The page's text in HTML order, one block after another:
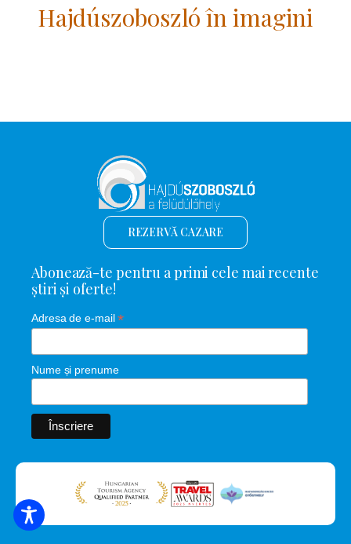
Hajdúszoboszló în imagini
CĂUTARE DE CAZARE
REZERVĂ CAZARE
Abonează-te pentru a primi cele mai recente
știri și oferte!
Adresa de e-mail*
Nume și prenume